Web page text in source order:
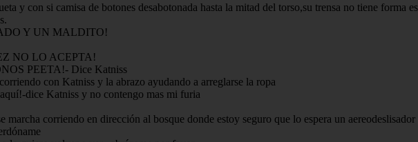
y con si camisa de botones desabotonada hasta la mitad del torso,su trensa no tiene forma
Y UN MALDITO!
NO LO ACEPTA!
PEETA!- Dice Katniss
con Katniss y la abrazo ayudando a arreglarse la ropa
dice Katniss y no contengo mas mi furia
corriendo en dirección al bosque donde estoy seguro que lo espera un